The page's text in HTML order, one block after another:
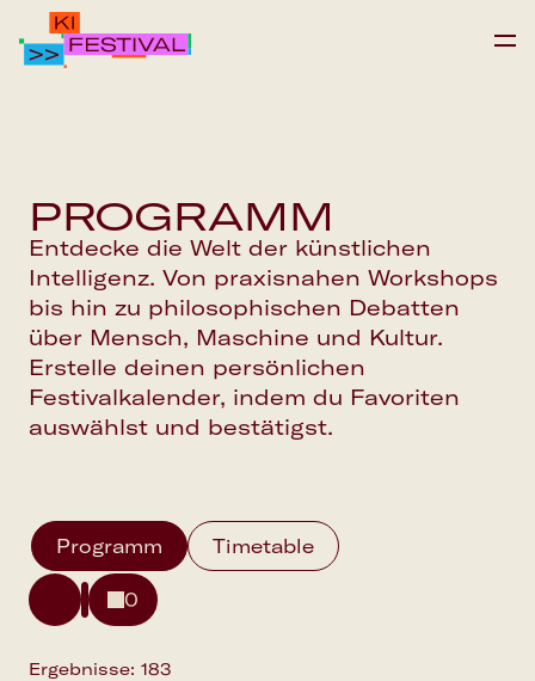
FAQS
Save the date
PROGRAMM
Entdecke die Welt der künstlichen
Intelligenz. Von praxisnahen Workshops
bis hin zu philosophischen Debatten
über Mensch, Maschine und Kultur.
Erstelle deinen persönlichen
Festivalkalender, indem du Favoriten
auswählst und bestätigst.
0
Programm Timetable
Ergebnisse: 183